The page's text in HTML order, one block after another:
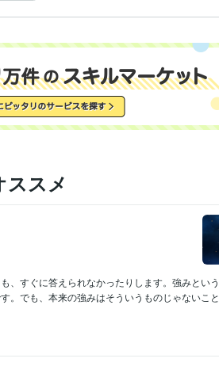
ススメ
、すぐに答えられなかったりします。強みとい
。でも、本来の強みはそういうものじゃないこ